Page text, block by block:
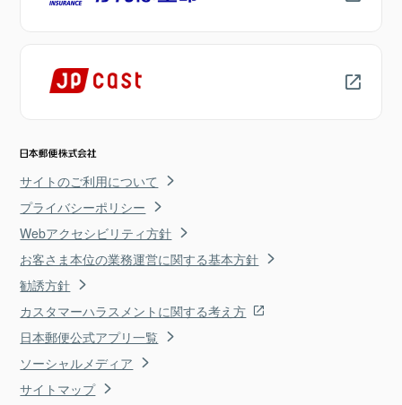
サイトのご利用について
プライバシーポリシー
Webアクセシビリティ方針
お客さま本位の業務運営に関する基本方針
勧誘方針
カスタマーハラスメントに関する考え方
日本郵便公式アプリ一覧
ソーシャルメディア
サイトマップ